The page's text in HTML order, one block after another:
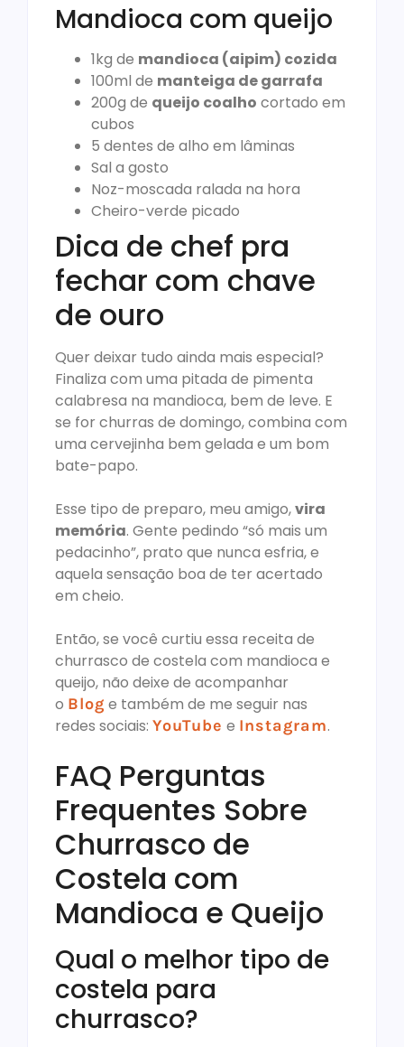
Mandioca com queijo
1kg de mandioca (aipim) cozida
100ml de manteiga de garrafa
200g de queijo coalho cortado em
cubos
5 dentes de alho em lâminas
Sal a gosto
Noz-moscada ralada na hora
Cheiro-verde picado
Dica de chef pra
fechar com chave
de ouro
Quer deixar tudo ainda mais especial?
Finaliza com uma pitada de pimenta
calabresa na mandioca, bem de leve. E
se for churras de domingo, combina com
uma cervejinha bem gelada e um bom
bate-papo.
Esse tipo de preparo, meu amigo,vira
memória. Gente pedindo “só mais um
pedacinho”, prato que nunca esfria, e
aquela sensação boa de ter acertado
em cheio.
Então, se você curtiu essa receita de
churrasco de costela com mandioca e
queijo, não deixe de acompanhar
o Blog e também de me seguir nas
redes sociais: YouTube e Instagram.
FAQ Perguntas
Frequentes Sobre
Churrasco de
Costela com
Mandioca e Queijo
Qual o melhor tipo de
costela para
churrasco?